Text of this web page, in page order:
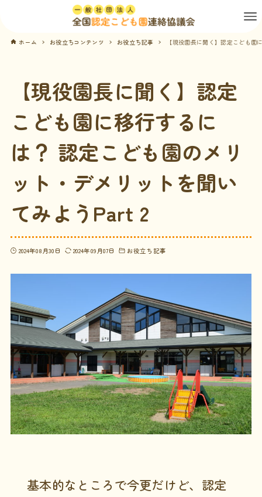
ホーム お役立ちコンテンツ お役立ち記事 【現役園長に聞く】認定こども
【現役園長に聞く】認定
こども園に移行するに
は？ 認定こども園のメリ
ット・デメリットを聞い
てみようPart 2
2024年08月30日 2024年09月07日 お役立ち記事
基本的なところで今更だけど、認定